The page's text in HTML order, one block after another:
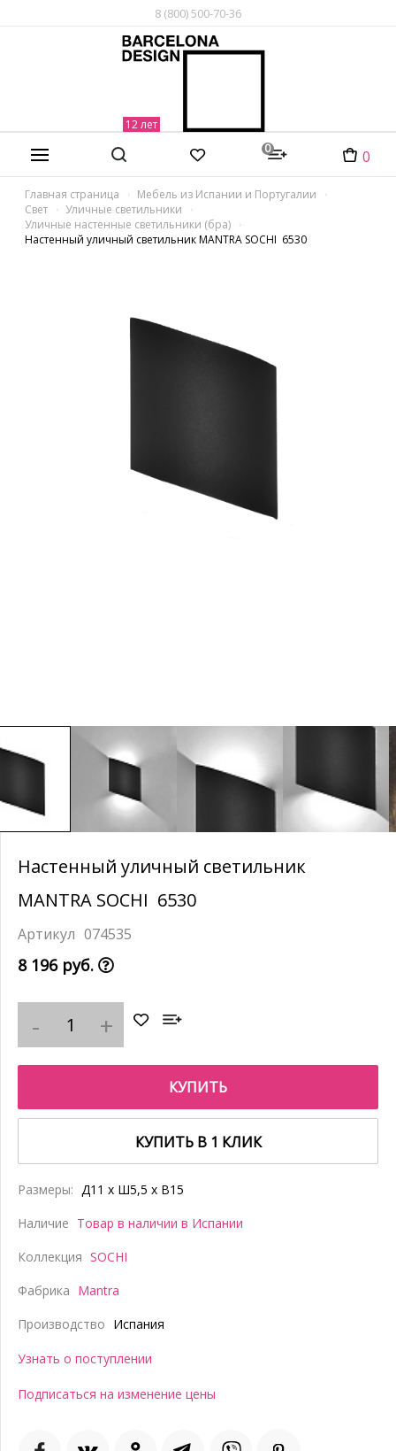
8 (800) 500-70-36
0 0
Главная страница
Мебель из Испании и Португалии
Свет
Уличные светильники
Уличные настенные светильники (бра)
Настенный уличный светильник MANTRA SOCHI 6530
Настенный уличный светильник
MANTRA SOCHI 6530
074535
8 196 руб.
КУПИТЬ
КУПИТЬ В 1 КЛИК
Размеры: Д11 x Ш5,5 x В15
Наличие Товар в наличии в Испании
Коллекция SOCHI
Фабрика Mantra
Производство Испания
Узнать о поступлении
Подписаться на изменение цены